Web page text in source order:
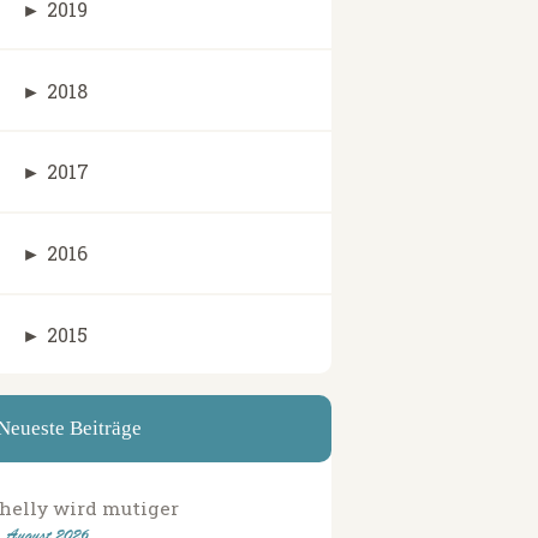
► 2019
► 2018
► 2017
► 2016
► 2015
Beiträge
wird mutiger